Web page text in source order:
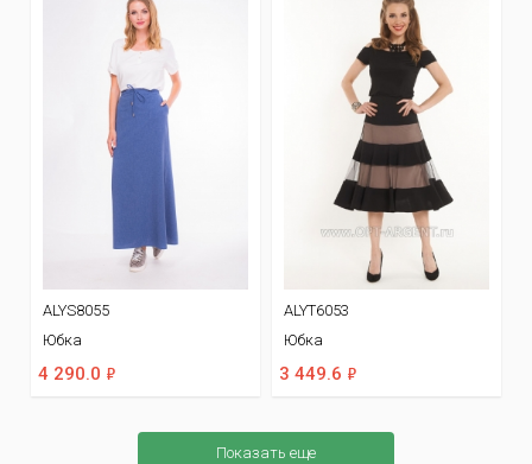
ALYS8055
Юбка
4 290.0 ф
ALYT6053
Юбка
3 449.6 ф
Показать еще